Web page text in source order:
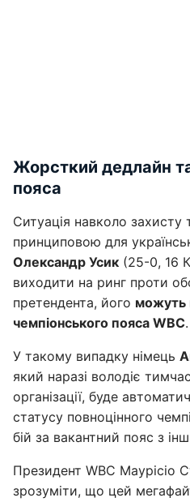
Жорсткий дедлайн
пояса
Ситуація навколо
принциповою для
Олександр Усик (25-0, 16
виходити на ринг проти
претендента, його можуть
чемпіонського пояса WBC.
У такому випадку німець
який наразі володіє
організації, буде
статусу повноцінного
бій за вакантний пояс з
Президент WBC Маурісіо
зрозуміти, що цей